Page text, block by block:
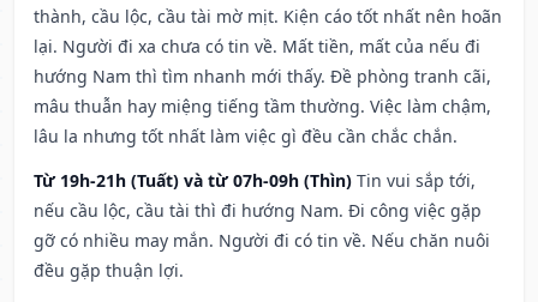
thành, cầu lộc, cầu tài mờ mịt. Kiện cáo tốt nhất nên hoãn
lại. Người đi xa chưa có tin về. Mất tiền, mất của nếu đi
hướng Nam thì tìm nhanh mới thấy. Đề phòng tranh cãi,
mâu thuẫn hay miệng tiếng tầm thường. Việc làm chậm,
lâu la nhưng tốt nhất làm việc gì đều cần chắc chắn.
Từ 19h-21h (Tuất) và từ 07h-09h (Thìn) Tin vui sắp tới,
nếu cầu lộc, cầu tài thì đi hướng Nam. Đi công việc gặp
gỡ có nhiều may mắn. Người đi có tin về. Nếu chăn nuôi
đều gặp thuận lợi.